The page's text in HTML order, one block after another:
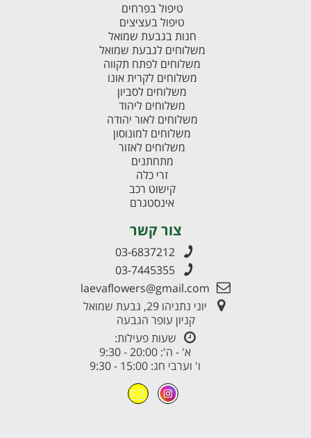
טיפול בפרחים
טיפול בעציצים
חנות בגבעת שמואל
משלוחים לגבעת שמואל
משלוחים לפתח תקווה
משלוחים לקרית אונו
משלוחים לסביון
משלוחים ליהוד
משלוחים לאור יהודה
משלוחים למונוסון
משלוחים לאזור
מתחתנים
זרי כלה
קישוט רכב
אינסטגרם
צור קשר
03-6837212
03-7445355
laevaflowers@gmail.com
יוני נתניהו 29, גבעת שמואל
קניון עופר הגבעה
שעות פעילות:
א' - ה': 20:00 - 9:30
ו' וערבי חג: 15:00 - 9:30